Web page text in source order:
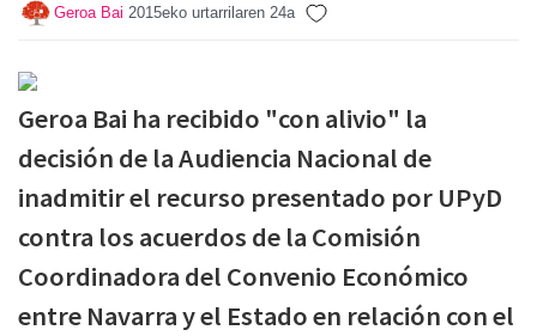
Geroa Bai 2015eko urtarrilaren 24a
Geroa Bai ha recibido "con alivio" la
decisión de la Audiencia Nacional de
inadmitir el recurso presentado por UPyD
contra los acuerdos de la Comisión
Coordinadora del Convenio Económico
entre Navarra y el Estado en relación con el